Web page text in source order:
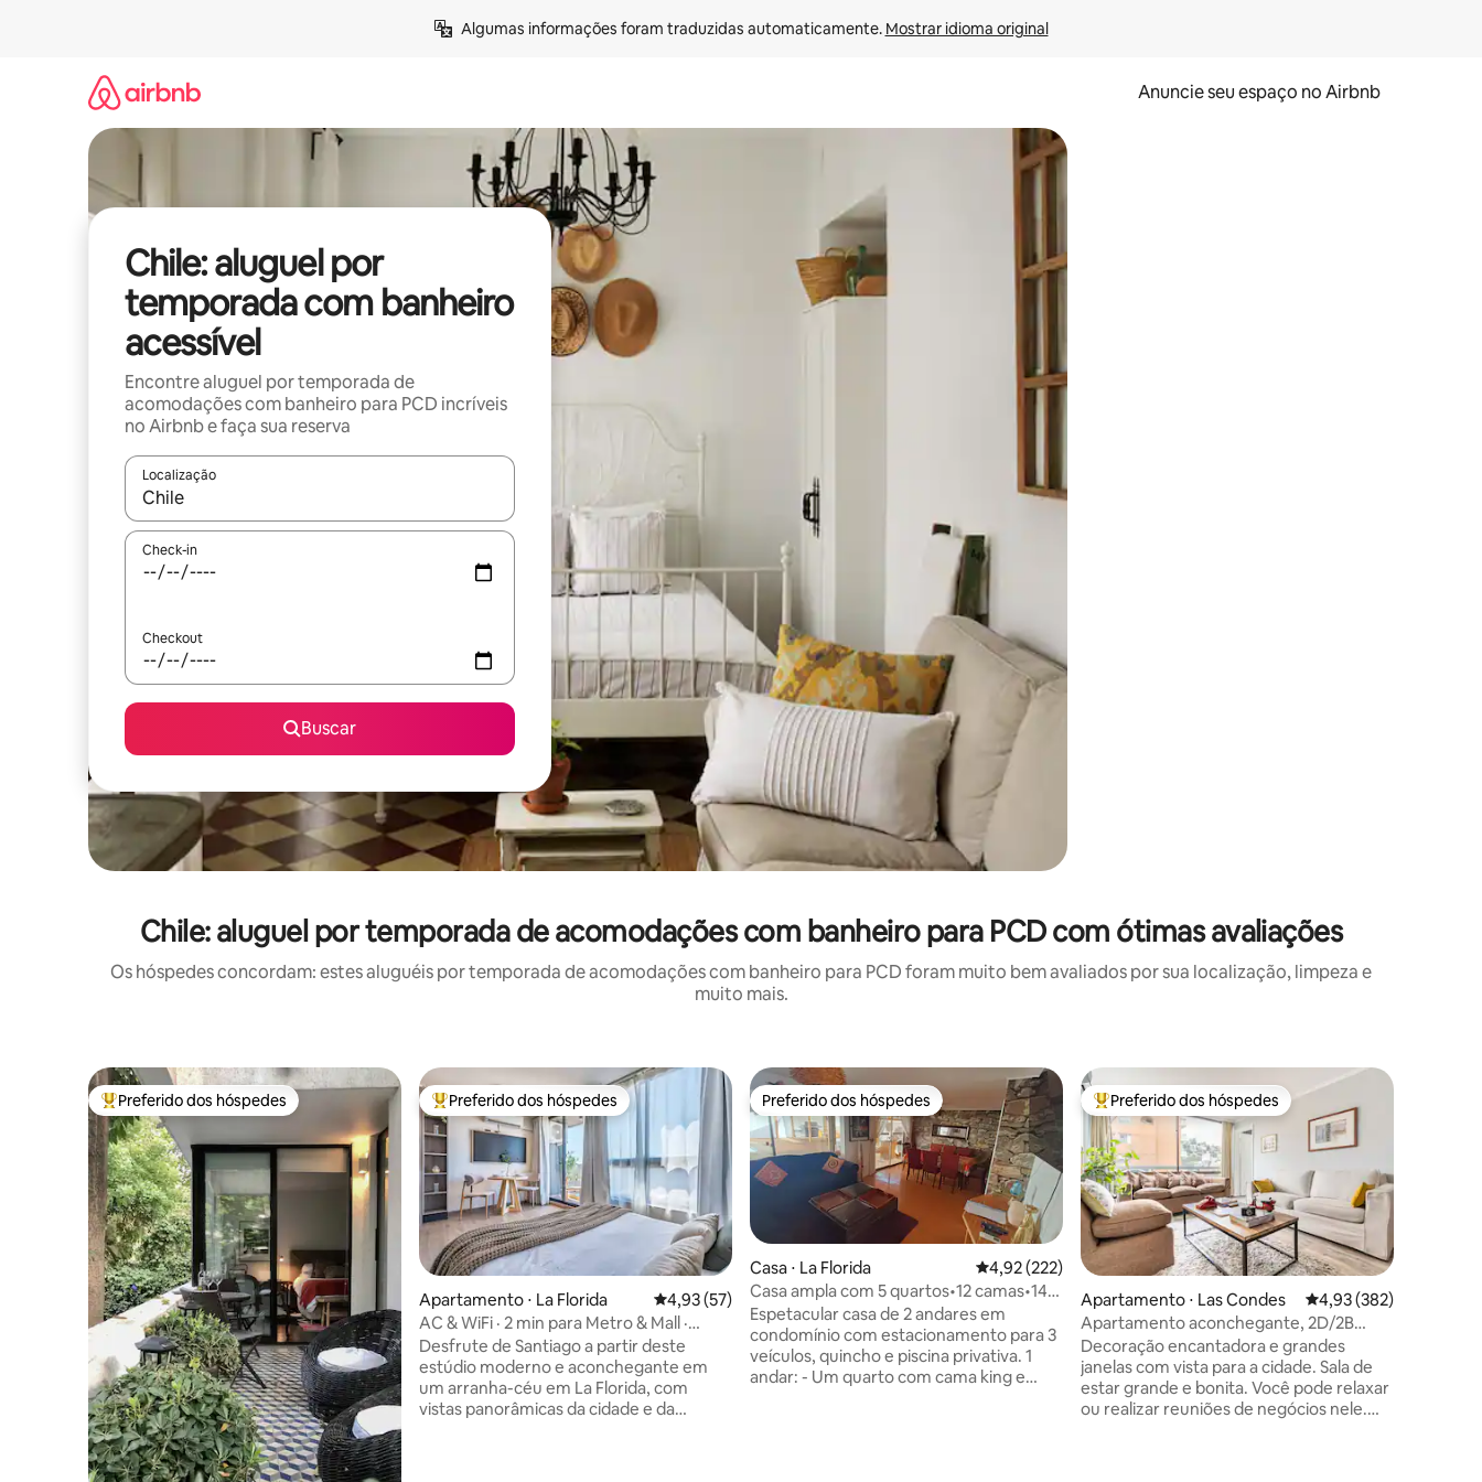
Algumas informações foram traduzidas automaticamente. Mostrar idioma original
Anuncie seu espaço no Airbnb
Chile: aluguel por
temporada com banheiro
acessível
Encontre aluguel por temporada de
acomodações com banheiro para PCD incríveis
no Airbnb e faça sua reserva
Localização
Quando os resultados estiverem disponíveis, explore-os usando as seta para cima e para baixo do teclado ou tocando e deslizando o dedo na tela.
Check-in
Checkout
Buscar
Chile: aluguel por temporada de acomodações com banheiro para PCD com ótimas avaliações
Os hóspedes concordam: estes aluguéis por temporada de acomodações com banheiro para PCD foram muito bem avaliados por sua localização, limpeza e
muito mais.
Entre os melhores preferidos dos hóspedes
Preferido dos hóspedes Entre os melhores preferidos dos hóspedes
Preferido dos hóspedes
Apartamento ⋅ La Florida 4,93 de uma avaliação média de 5, 57 avaliações
4,93 (57)
AC & WiFi · 2 min para Metro & Mall ·
Design Moderno
Desfrute de Santiago a partir deste
estúdio moderno e aconchegante em
um arranha-céu em La Florida, com
vistas panorâmicas da cidade e da
Preferido dos hóspedes
Preferido dos hóspedes
Casa ⋅ La Florida 4,92 de uma avaliação média de 5, 222 avaliações
4,92 (222)
Casa ampla com 5 quartos•12 camas•14
pessoas
Espetacular casa de 2 andares em
condomínio com estacionamento para 3
veículos, quincho e piscina privativa. 1
andar: - Um quarto com cama king e
Entre os melhores preferidos dos hóspedes
Preferido dos hóspedes
Apartamento ⋅ Las Condes 4,93 de uma avaliação
4,93 (382)
Apartamento aconchegante, 2D/2B
estacionamento em El Golf
Decoração encantadora e grandes
janelas com vista para a cidade. Sala de
estar grande e bonita. Você pode relaxar
ou realizar reuniões de negócios nele.